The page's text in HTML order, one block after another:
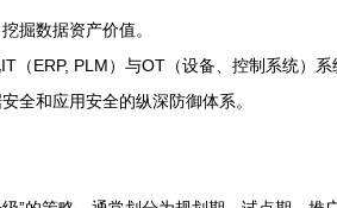
掘数据资产价值。
（ERP, PLM）与OT（设备、控制系统）系
全和应用安全的纵深防御体系。